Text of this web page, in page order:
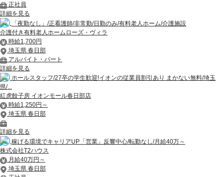
正社員
詳細を見る
「夜勤なし」/正看護師/非常勤/日勤のみ/有料老人ホーム/介護施設
介護付き有料老人ホームローズ・ヴィラ
時給1,700円
埼玉県 春日部
アルバイト・パート
詳細を見る
ホールスタッフ/27卒の学生歓迎!イオンの従業員割引あり まかない無料/埼玉
県/...
紅虎餃子房 イオンモール春日部店
時給1,250円～
埼玉県 春日部
詳細を見る
稼げる環境でキャリアUP「営業」反響中心/転勤なし/月給40万～
株式会社T2ハウス
月給40万円～
埼玉県 春日部